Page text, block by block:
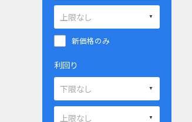
新価格のみ
利回り